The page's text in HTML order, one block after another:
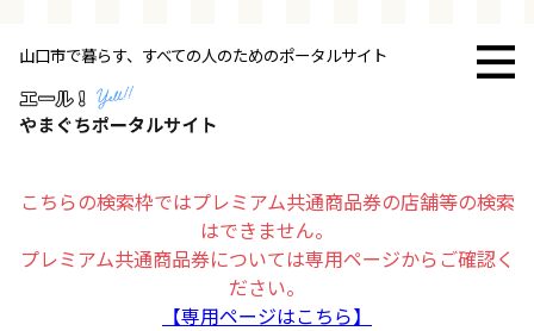
山口市で暮らす、すべての人のためのポータルサイト
こちらの検索枠ではプレミアム共通商品券の店舗等の検索
はできません。
プレミアム共通商品券については専用ページからご確認く
ださい。
【専用ページはこちら】
トップページ